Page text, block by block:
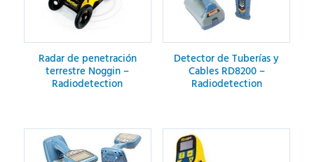
Radar de penetración
terrestre Noggin –
Radiodetection
Detector de Tuberías y
Cables RD8200 –
Radiodetection